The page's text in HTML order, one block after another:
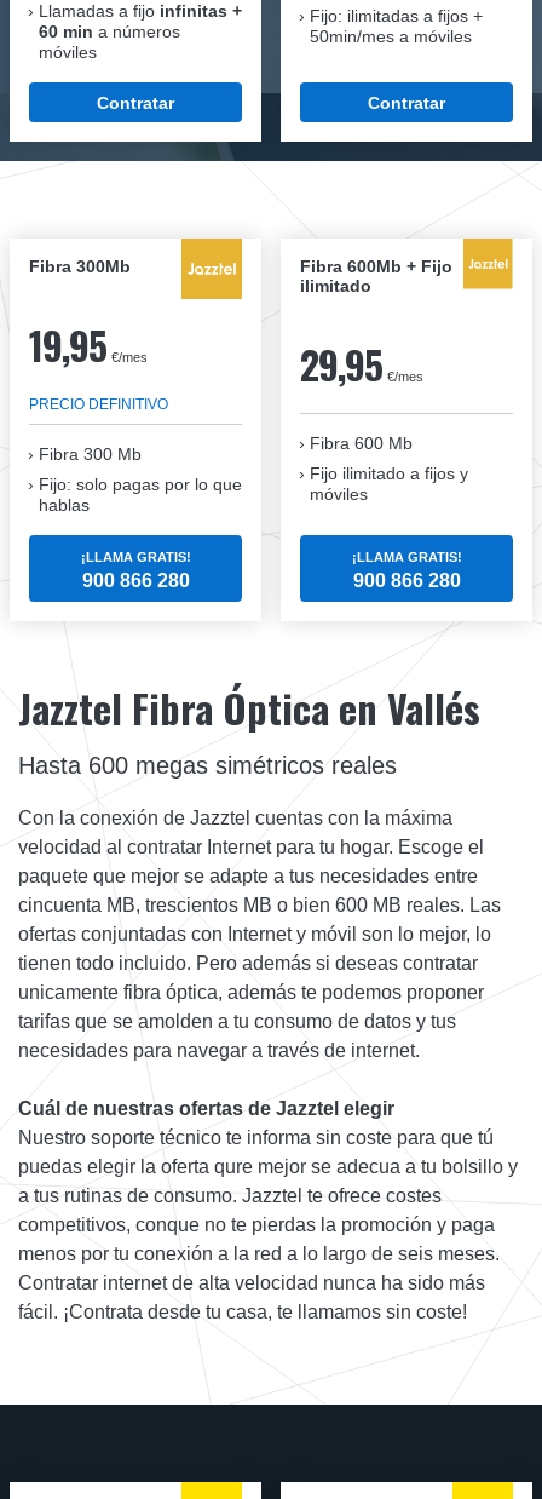
Llamadas a fijo infinitas +
60 min a números
móviles
Contratar
Fijo: ilimitadas a fijos +
50min/mes a móviles
Contratar
Fibra 300Mb
19,95 €/mes
PRECIO DEFINITIVO
Fibra 300 Mb
Fijo: solo pagas por lo que
hablas
¡LLAMA GRATIS!
900 866 280
Fibra 600Mb + Fijo
ilimitado
29,95 €/mes
Fibra 600 Mb
Fijo ilimitado a fijos y
móviles
¡LLAMA GRATIS!
900 866 280
Jazztel Fibra Óptica en Vallés
Hasta 600 megas simétricos reales
Con la conexión de Jazztel cuentas con la máxima
velocidad al contratar Internet para tu hogar. Escoge el
paquete que mejor se adapte a tus necesidades entre
cincuenta MB, trescientos MB o bien 600 MB reales. Las
ofertas conjuntadas con Internet y móvil son lo mejor, lo
tienen todo incluido. Pero además si deseas contratar
unicamente fibra óptica, además te podemos proponer
tarifas que se amolden a tu consumo de datos y tus
necesidades para navegar a través de internet.
Cuál de nuestras ofertas de Jazztel elegir
Nuestro soporte técnico te informa sin coste para que tú
puedas elegir la oferta qure mejor se adecua a tu bolsillo y
a tus rutinas de consumo. Jazztel te ofrece costes
competitivos, conque no te pierdas la promoción y paga
menos por tu conexión a la red a lo largo de seis meses.
Contratar internet de alta velocidad nunca ha sido más
fácil. ¡Contrata desde tu casa, te llamamos sin coste!